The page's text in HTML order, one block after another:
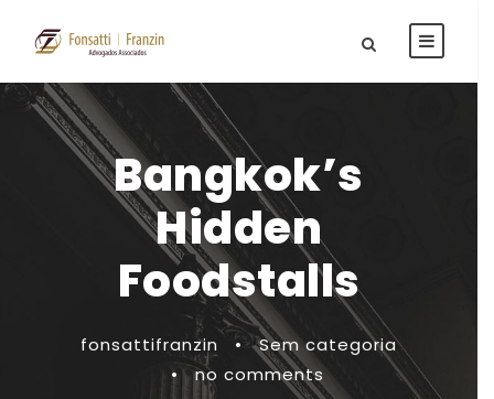
Bangkok’s
Hidden
Foodstalls
fonsattifranzin •
Sem categoria
•
no comments